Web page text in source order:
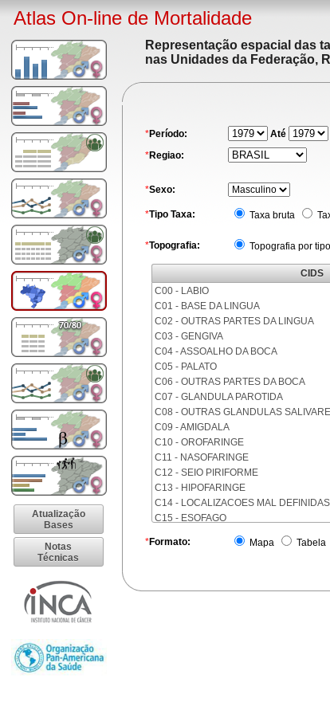
Atlas On-line de Mortalidade
Atualização
Bases
Notas
Técnicas
Representação espacial das
nas Unidades da Federação,
*Período:
Até
*Regiao:
*Sexo:
*Tipo Taxa: Taxa bruta
*Topografia: Topografia por
CIDS
C00 - LABIO
C01 - BASE DA LINGUA
C02 - OUTRAS PARTES DA LINGUA
C03 - GENGIVA
C04 - ASSOALHO DA BOCA
C05 - PALATO
C06 - OUTRAS PARTES DA BOCA
C07 - GLANDULA PAROTIDA
C08 - OUTRAS GLANDULAS
C09 - AMIGDALA
C10 - OROFARINGE
C11 - NASOFARINGE
C12 - SEIO PIRIFORME
C13 - HIPOFARINGE
C14 - LOCALIZACOES MAL
C15 - ESOFAGO
C17 - INTESTINO DELGADO
C20 - RETO
C24 - OUTRAS PARTES DAS VIAS
*Formato: Mapa Tabela